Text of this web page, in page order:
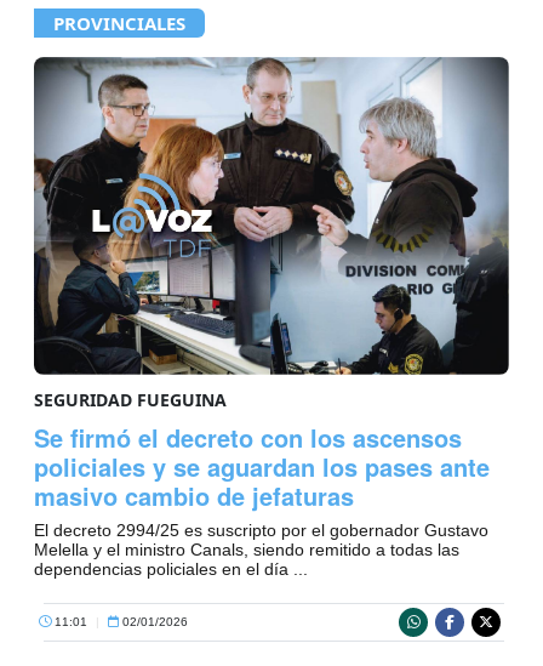
PROVINCIALES
SEGURIDAD FUEGUINA
Se firmó el decreto con los ascensos
policiales y se aguardan los pases ante
masivo cambio de jefaturas
El decreto 2994/25 es suscripto por el gobernador Gustavo
Melella y el ministro Canals, siendo remitido a todas las
dependencias policiales en el día ...
11:01 | 02/01/2026